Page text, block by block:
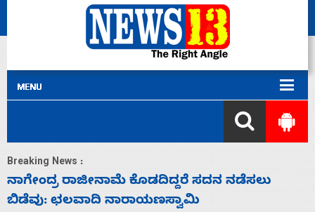
Breaking News :
ಸಚಿವ ಸಂಪುಟ ವಿಸ್ತರಣೆ ಮಾಡಿದ್ದು ಹಣಬಲ ಮತ್ತು
ಹೈಕಮಾಂಡ್ ರಾಜಕಾರಣಕ್ಕೆ: ವಿಜಯೇಂದ್ರ